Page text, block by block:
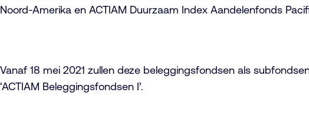
Noord-Amerika en ACTIAM Duurzaam Index Aandelenfonds
Vanaf 18 mei 2021 zullen deze beleggingsfondsen als
‘ACTIAM Beleggingsfondsen I’.